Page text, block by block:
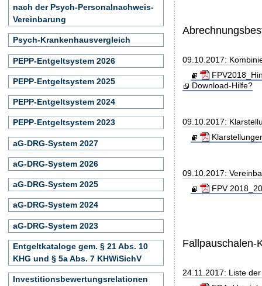
09.10.2017:
Download-Hilfe?
09.10.2017:
09.10.2017:
FPV
Fallpauschalen-
24.11.2017: Liste
nach der Psych-Personalnachweis-
Vereinbarung
Psych-Krankenhausvergleich
PEPP-Entgeltsystem 2026
PEPP-Entgeltsystem 2025
PEPP-Entgeltsystem 2024
PEPP-Entgeltsystem 2023
aG-DRG-System 2027
aG-DRG-System 2026
aG-DRG-System 2025
aG-DRG-System 2024
aG-DRG-System 2023
Entgeltkataloge gem. § 21 Abs. 10
KHG und § 5a Abs. 7 KHWiSichV
Investitionsbewertungsrelationen